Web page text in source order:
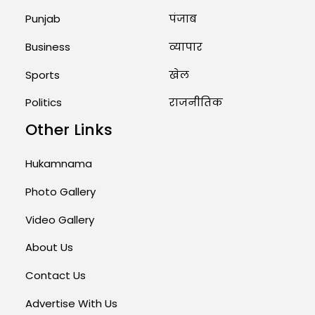
Punjab
Business
Sports
Politics
पंजाब
व्यापार
खेल
राजनीतिक
Other Links
Hukamnama
Photo Gallery
Video Gallery
About Us
Contact Us
Advertise With Us